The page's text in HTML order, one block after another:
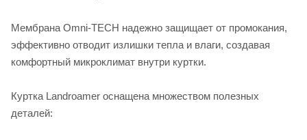
Мембрана Omni-TECH надежно защищает от промокания,
эффективно отводит излишки тепла и влаги, создавая
комфортный микроклимат внутри куртки.
Куртка Landroamer оснащена множеством полезных
деталей: